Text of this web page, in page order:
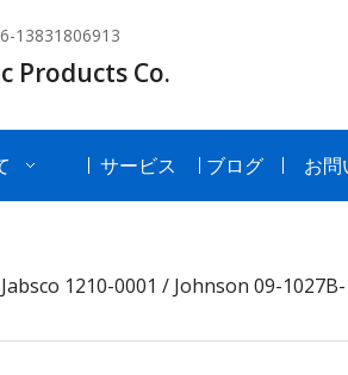
13831806913
Products Co.
サービス ブログ お問
1210-0001 / Johnson 09-1027B-